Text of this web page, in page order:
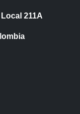
211A